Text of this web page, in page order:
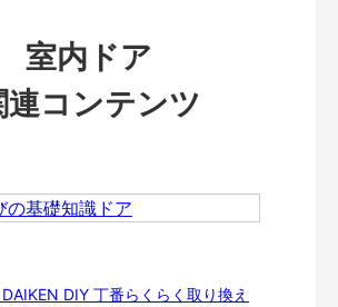
室内ドア
連コンテンツ